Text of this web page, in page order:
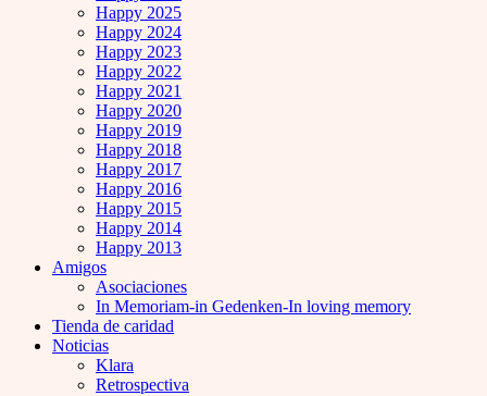
Happy 2025
Happy 2024
Happy 2023
Happy 2022
Happy 2021
Happy 2020
Happy 2019
Happy 2018
Happy 2017
Happy 2016
Happy 2015
Happy 2014
Happy 2013
Amigos
Asociaciones
In Memoriam-in Gedenken-In loving memory
Tienda de caridad
Noticias
Klara
Retrospectiva